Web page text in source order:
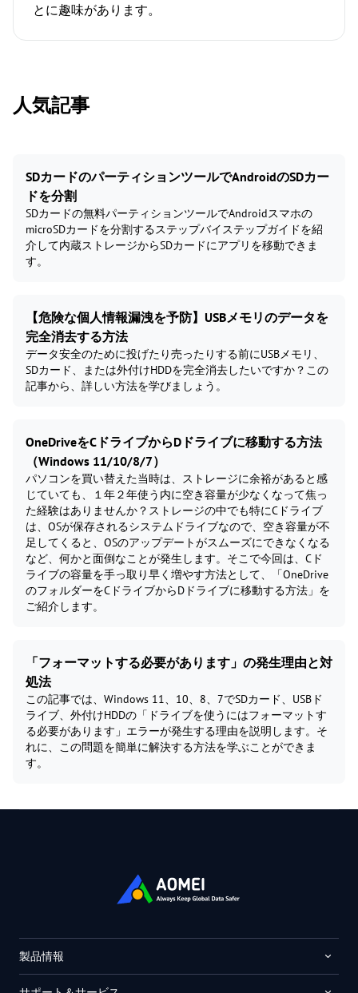
とに趣味があります。
人気記事
SDカードのパーティションツールでAndroidのSDカー
ドを分割
SDカードの無料パーティションツールでAndroidスマホの
microSDカードを分割するステップバイステップガイドを紹
介して内蔵ストレージからSDカードにアプリを移動できま
す。
【危険な個人情報漏洩を予防】USBメモリのデータを
完全消去する方法
データ安全のために投げたり売ったりする前にUSBメモリ、
SDカード、または外付けHDDを完全消去したいですか？この
記事から、詳しい方法を学びましょう。
OneDriveをCドライブからDドライブに移動する方法
（Windows 11/10/8/7）
パソコンを買い替えた当時は、ストレージに余裕があると感
じていても、１年２年使う内に空き容量が少なくなって焦っ
た経験はありませんか？ストレージの中でも特にCドライブ
は、OSが保存されるシステムドライブなので、空き容量が不
足してくると、OSのアップデートがスムーズにできなくなる
など、何かと面倒なことが発生します。そこで今回は、Cド
ライブの容量を手っ取り早く増やす方法として、「OneDrive
のフォルダーをCドライブからDドライブに移動する方法」を
ご紹介します。
「フォーマットする必要があります」の発生理由と対
処法
この記事では、Windows 11、10、8、7でSDカード、USBド
ライブ、外付けHDDの「ドライブを使うにはフォーマットす
る必要があります」エラーが発生する理由を説明します。そ
れに、この問題を簡単に解決する方法を学ぶことができま
す。
製品情報